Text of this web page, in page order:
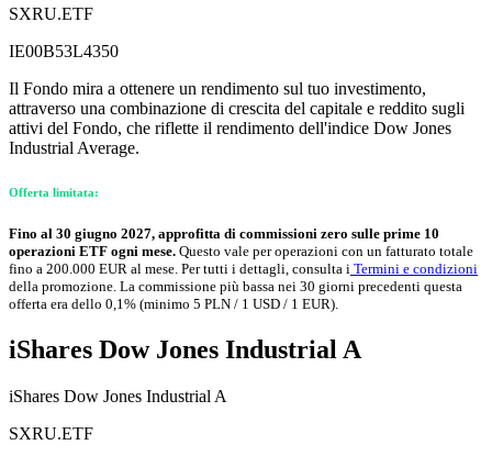
SXRU.ETF
IE00B53L4350
Il Fondo mira a ottenere un rendimento sul tuo investimento,
attraverso una combinazione di crescita del capitale e reddito sugli
attivi del Fondo, che riflette il rendimento dell'indice Dow Jones
Industrial Average.
Offerta limitata:
Fino al 30 giugno 2027, approfitta di commissioni zero sulle prime 10
operazioni ETF ogni mese. Questo vale per operazioni con un fatturato totale
fino a 200.000 EUR al mese. Per tutti i dettagli, consulta i Termini e condizioni
della promozione. La commissione più bassa nei 30 giorni precedenti questa
offerta era dello 0,1% (minimo 5 PLN / 1 USD / 1 EUR).
iShares Dow Jones Industrial A
iShares Dow Jones Industrial A
SXRU.ETF